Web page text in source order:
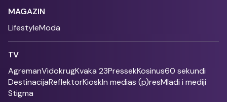
MAGAZIN
LifestyleModa
TV
AgremanVidokrugKvaka 23PressekKosinus60 sekundi
DestinacijaReflektorKioskIn medias (p)resMladi i mediji
Stigma